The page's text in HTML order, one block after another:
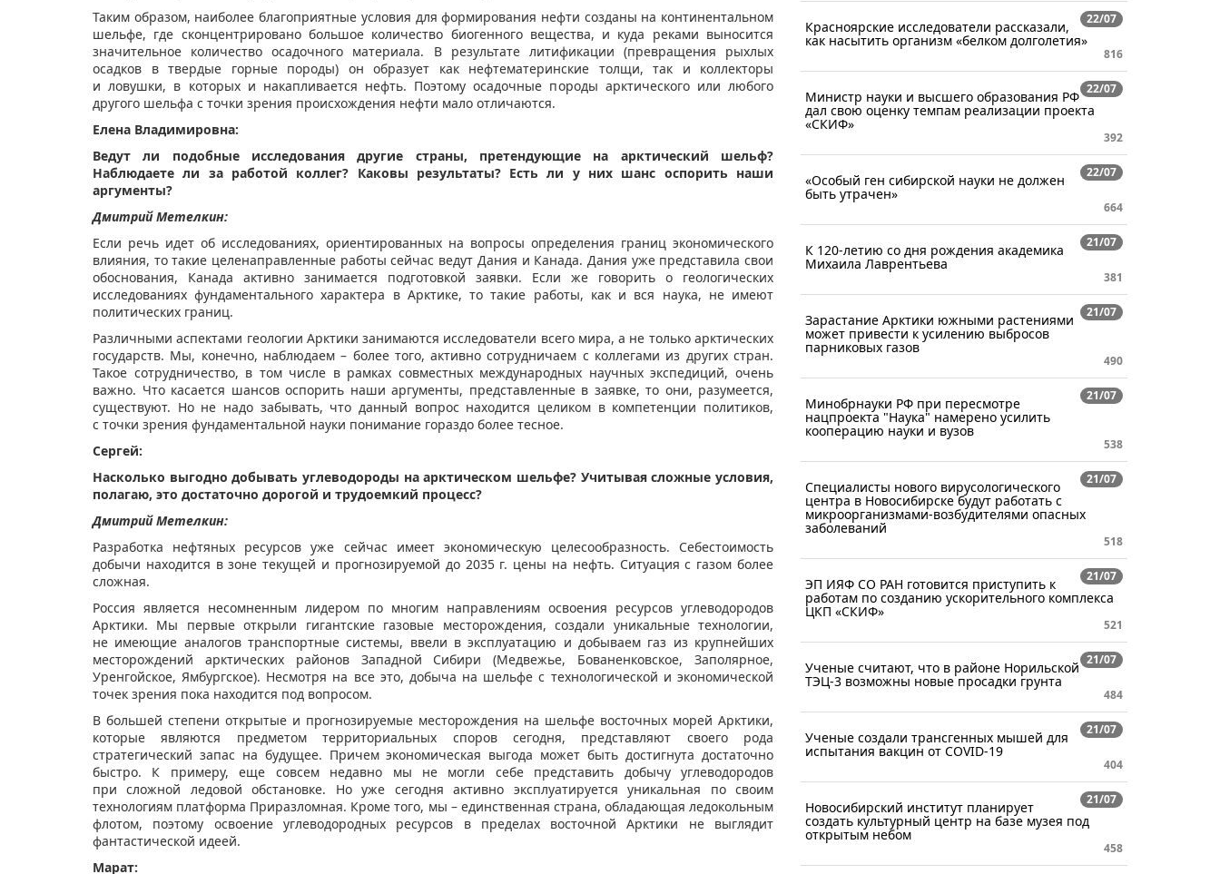
Таким образом, наиболее благоприятные условия для формирования нефти созданы на континентальном
шельфе, где сконцентрировано большое количество биогенного вещества, и куда реками выносится
значительное количество осадочного материала. В результате литификации (превращения рыхлых
осадков в твердые горные породы) он образует как нефтематеринские толщи, так и коллекторы
и ловушки, в которых и накапливается нефть. Поэтому осадочные породы арктического или любого
другого шельфа с точки зрения происхождения нефти мало отличаются.
Елена Владимировна:
Ведут ли подобные исследования другие страны, претендующие на арктический шельф?
Наблюдаете ли за работой коллег? Каковы результаты? Есть ли у них шанс оспорить наши
аргументы?
Дмитрий Метелкин:
Если речь идет об исследованиях, ориентированных на вопросы определения границ экономического
влияния, то такие целенаправленные работы сейчас ведут Дания и Канада. Дания уже представила свои
обоснования, Канада активно занимается подготовкой заявки. Если же говорить о геологических
исследованиях фундаментального характера в Арктике, то такие работы, как и вся наука, не имеют
политических границ.
Различными аспектами геологии Арктики занимаются исследователи всего мира, а не только арктических
государств. Мы, конечно, наблюдаем – более того, активно сотрудничаем с коллегами из других стран.
Такое сотрудничество, в том числе в рамках совместных международных научных экспедиций, очень
важно. Что касается шансов оспорить наши аргументы, представленные в заявке, то они, разумеется,
существуют. Но не надо забывать, что данный вопрос находится целиком в компетенции политиков,
с точки зрения фундаментальной науки понимание гораздо более тесное.
Сергей:
Насколько выгодно добывать углеводороды на арктическом шельфе? Учитывая сложные условия,
полагаю, это достаточно дорогой и трудоемкий процесс?
Дмитрий Метелкин:
Разработка нефтяных ресурсов уже сейчас имеет экономическую целесообразность. Себестоимость
добычи находится в зоне текущей и прогнозируемой до 2035 г. цены на нефть. Ситуация с газом более
сложная.
Россия является несомненным лидером по многим направлениям освоения ресурсов углеводородов
Арктики. Мы первые открыли гигантские газовые месторождения, создали уникальные технологии,
не имеющие аналогов транспортные системы, ввели в эксплуатацию и добываем газ из крупнейших
месторождений арктических районов Западной Сибири (Медвежье, Бованенковское, Заполярное,
Уренгойское, Ямбургское). Несмотря на все это, добыча на шельфе с технологической и экономической
точек зрения пока находится под вопросом.
В большей степени открытые и прогнозируемые месторождения на шельфе восточных морей Арктики,
которые являются предметом территориальных споров сегодня, представляют своего рода
стратегический запас на будущее. Причем экономическая выгода может быть достигнута достаточно
быстро. К примеру, еще совсем недавно мы не могли себе представить добычу углеводородов
при сложной ледовой обстановке. Но уже сегодня активно эксплуатируется уникальная по своим
технологиям платформа Приразломная. Кроме того, мы – единственная страна, обладающая ледокольным
флотом, поэтому освоение углеводородных ресурсов в пределах восточной Арктики не выглядит
фантастической идеей.
Марат:
22/07
Красноярские исследователи рассказали,
как насытить организм «белком долголетия»
816
22/07
Министр науки и высшего образования РФ
дал свою оценку темпам реализации проекта
«СКИФ»
392
22/07
«Особый ген сибирской науки не должен
быть утрачен»
664
21/07
К 120-летию со дня рождения академика
Михаила Лаврентьева
381
21/07
Зарастание Арктики южными растениями
может привести к усилению выбросов
парниковых газов
490
21/07
Минобрнауки РФ при пересмотре
нацпроекта "Наука" намерено усилить
кооперацию науки и вузов
538
21/07
Специалисты нового вирусологического
центра в Новосибирске будут работать с
микроорганизмами-возбудителями опасных
заболеваний
518
21/07
ЭП ИЯФ СО РАН готовится приступить к
работам по созданию ускорительного комплекса
ЦКП «СКИФ»
521
21/07
Ученые считают, что в районе Норильской
ТЭЦ-3 возможны новые просадки грунта
484
21/07
Ученые создали трансгенных мышей для
испытания вакцин от COVID-19
404
21/07
Новосибирский институт планирует
создать культурный центр на базе музея под
открытым небом
458